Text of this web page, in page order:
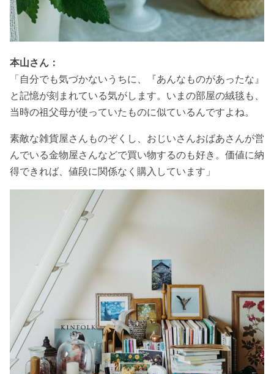
本山さん：
「自分でも気づかないうちに、『あんなものがあったな』
と記憶が刻まれている気がします。いまの部屋の絨毯も、
当時の祖父母が使っていたものに似ているんですよね。
素敵な雑貨屋さんものぞくし、おじいさんおばあさんが営
んでいる金物屋さんなどで買い物するのも好き。価値に納
得できれば、値段に関係なく購入しています」